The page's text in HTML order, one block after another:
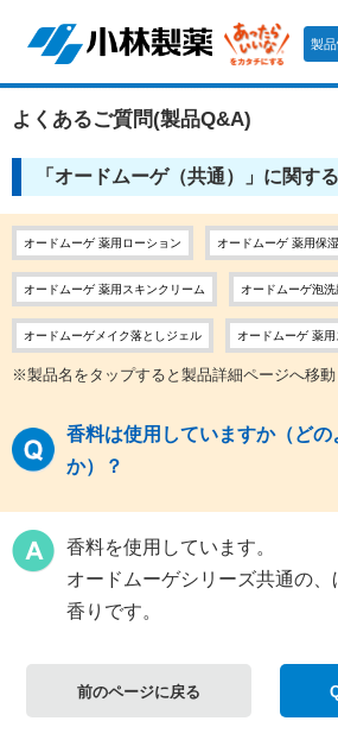
製
よくあるご質問(製品Q&A)
「オードムーゲ（共通）」に関す
オードムーゲ 薬用ローション オードムーゲ 薬用保
オードムーゲ 薬用スキンクリーム オードムーゲ泡洗
オードムーゲメイク落としジェル オードムーゲ 薬
※製品名をタップすると製品詳細ページへ移動
香料は使用していますか（ど
か）？
香料を使用しています。
オードムーゲシリーズ共通の
香りです。
前のページに戻る